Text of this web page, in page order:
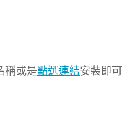
稱或是點選連結安裝即可